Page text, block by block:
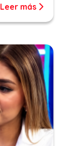
Leer más